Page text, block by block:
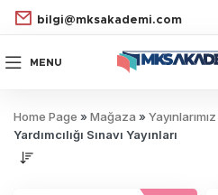
bilgi@mksakademi.com
MENU
Home Page » Mağaza » Yayınlarımız
Yardımcılığı Sınavı Yayınları